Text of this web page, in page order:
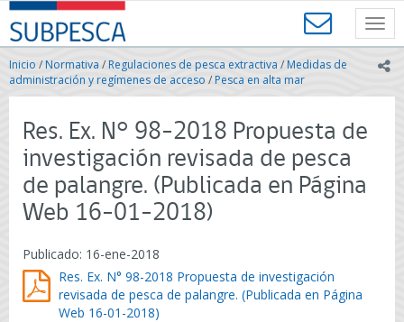
Contenido
principal
SUBPESCA
-
Subsecretaría
de
Pesca
Acuicultura
Gobierno
de
Chile
Inicio /Normativa / Regulaciones de pesca extractiva / Medidas de
administración y regímenes de acceso / Pesca en alta mar
Res. Ex. N° 98-2018 Propuesta de
investigación revisada de pesca
de palangre. (Publicada en Página
Web 16-01-2018)
Publicado: 16-ene-2018
Res. Ex. N° 98-2018 Propuesta de investigación
revisada de pesca de palangre. (Publicada en Página
Web 16-01-2018)